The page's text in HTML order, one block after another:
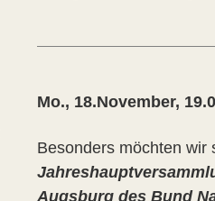
Mo., 18.November,
Besonders möchten wir
Augsburg des Bund